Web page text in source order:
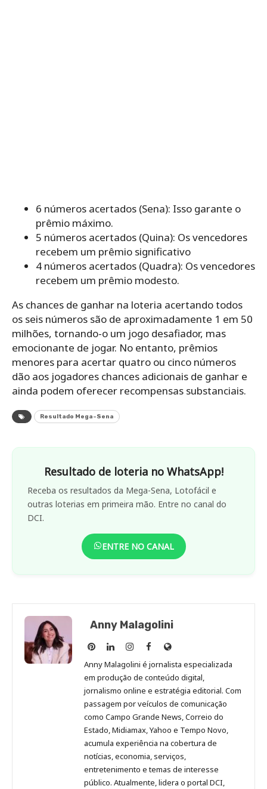
6 números acertados (Sena): Isso garante o
prêmio máximo.
5 números acertados (Quina): Os vencedores
recebem um prêmio significativo
4 números acertados (Quadra): Os vencedores
recebem um prêmio modesto.
As chances de ganhar na loteria acertando todos
os seis números são de aproximadamente 1 em 50
milhões, tornando-o um jogo desafiador, mas
emocionante de jogar. No entanto, prêmios
menores para acertar quatro ou cinco números
dão aos jogadores chances adicionais de ganhar e
ainda podem oferecer recompensas substanciais.
Resultado Mega-Sena
Resultado de loteria no WhatsApp!
Receba os resultados da Mega-Sena, Lotofácil e
outras loterias em primeira mão. Entre no canal do
DCI.
ENTRE NO CANAL
Anny Malagolini
Anny
Malagolini
no
Pinterest
Anny
Malagolini
no
LinkedIn
Anny
Malagolini
no
Instagram
Anny
Malagolini
no
Facebook
Site
de
Anny
Malagolini
Anny Malagolini é jornalista especializada
em produção de conteúdo digital,
jornalismo online e estratégia editorial. Com
passagem por veículos de comunicação
como Campo Grande News, Correio do
Estado, Midiamax, Yahoo e Tempo Novo,
acumula experiência na cobertura de
notícias, economia, serviços,
entretenimento e temas de interesse
público. Atualmente, lidera o portal DCI,